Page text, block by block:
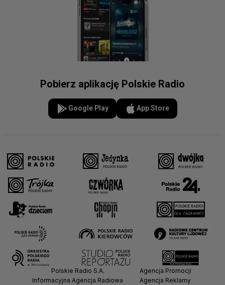
Pobierz aplikację Polskie Radio
Google Play App Store
Polskie Radio S.A.
Informacyjna Agencja Radiowa
Agencja Promocji
Agencja Reklamy